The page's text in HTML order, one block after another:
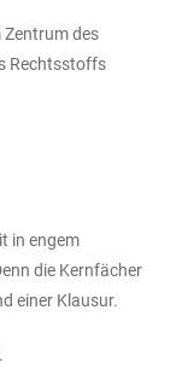
Zentrum des
Rechtsstoffs
in engem
die Kernfächer
einer Klausur.